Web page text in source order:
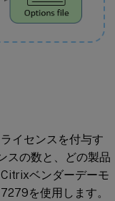
イセンスを付与す
スの数と、どの製品
ベンダーデーモ
を使用します。